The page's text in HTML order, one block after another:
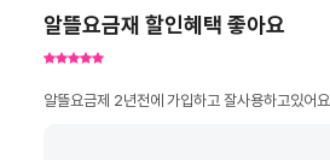
알뜰요금재 할인혜택 좋아요
알뜰요금제 2년전에 가입하고 잘사용하고있어요